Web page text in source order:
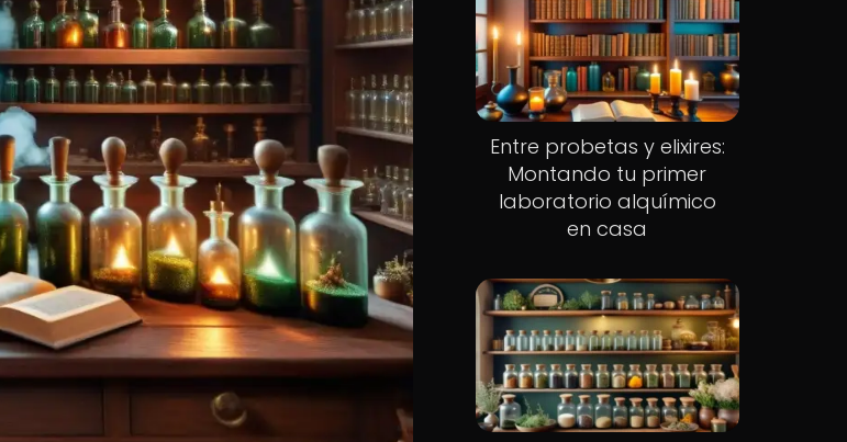
Entre probetas y elixires:
Montando tu primer
laboratorio alquímico
en casa